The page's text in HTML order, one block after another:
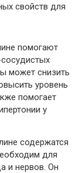
свойств для
помогают
может снизить
уровень
помогает
у
содержатся
для
и нервов. Он